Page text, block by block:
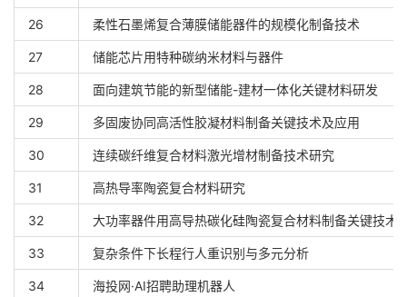
26 柔性石墨烯复合薄膜储能器件的规模化制备技术
27 储能芯片用特种碳纳米材料与器件
28 面向建筑节能的新型储能-建材一体化关键材料研发
29 多固废协同高活性胶凝材料制备关键技术及应用
30 连续碳纤维复合材料激光增材制备技术研究
31 高热导率陶瓷复合材料研究
32 大功率器件用高导热碳化硅陶瓷复合材料制备关键技术
33 复杂条件下长程行人重识别与多元分析
34 海投网·AI招聘助理机器人